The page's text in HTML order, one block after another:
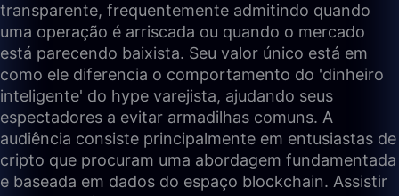
transparente, frequentemente admitindo quando
uma operação é arriscada ou quando o mercado
está parecendo baixista. Seu valor único está em
como ele diferencia o comportamento do 'dinheiro
inteligente' do hype varejista, ajudando seus
espectadores a evitar armadilhas comuns. A
audiência consiste principalmente em entusiastas de
cripto que procuram uma abordagem fundamentada
e baseada em dados do espaço blockchain. Assistir